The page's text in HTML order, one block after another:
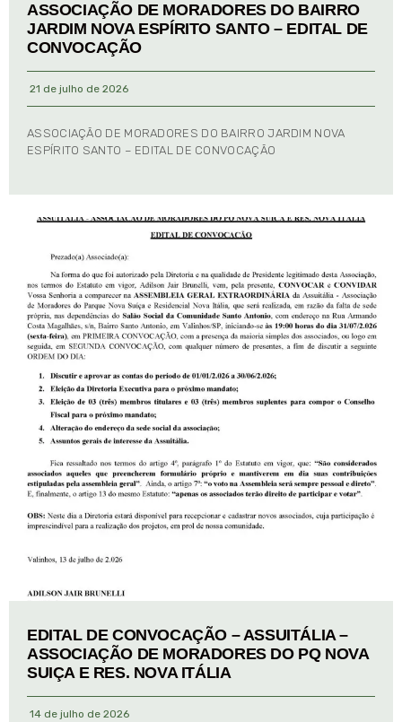
ASSOCIAÇÃO DE MORADORES DO BAIRRO
JARDIM NOVA ESPÍRITO SANTO – EDITAL DE
CONVOCAÇÃO
21 de julho de 2026
ASSOCIAÇÃO DE MORADORES DO BAIRRO JARDIM NOVA
ESPÍRITO SANTO – EDITAL DE CONVOCAÇÃO
EDITAL DE CONVOCAÇÃO – ASSUITÁLIA –
ASSOCIAÇÃO DE MORADORES DO PQ NOVA
SUIÇA E RES. NOVA ITÁLIA
14 de julho de 2026